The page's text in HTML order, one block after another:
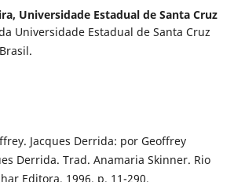
Universidade Estadual de Santa Cruz
Universidade Estadual de Santa Cruz
Jacques Derrida: por Geoffrey
Derrida. Trad. Anamaria Skinner. Rio
Editora, 1996. p. 11-290.